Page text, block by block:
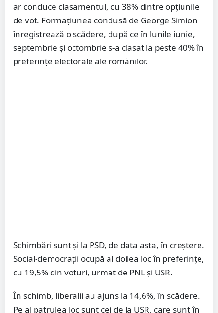
ar conduce clasamentul, cu 38% dintre opțiunile
de vot. Formațiunea condusă de George Simion
înregistrează o scădere, după ce în lunile iunie,
septembrie și octombrie s-a clasat la peste 40% în
preferințe electorale ale românilor.
Schimbări sunt și la PSD, de data asta, în creștere.
Social-democrații ocupă al doilea loc în preferințe,
cu 19,5% din voturi, urmat de PNL și USR.
În schimb, liberalii au ajuns la 14,6%, în scădere.
Pe al patrulea loc sunt cei de la USR, care sunt în